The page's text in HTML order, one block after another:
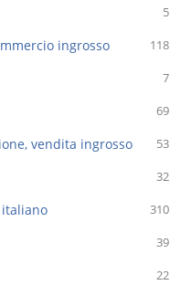
5
118
ingrosso
7
69
53
vendita ingrosso
32
310
italiano
39
22